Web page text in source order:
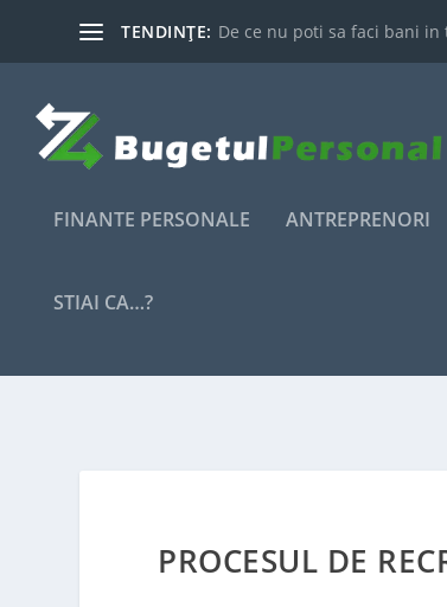
TENDINȚE: De ce nu poti sa faci bani
FINANTE PERSONALE ANTREPRENORI
STIAI CA…?
PROCESUL DE